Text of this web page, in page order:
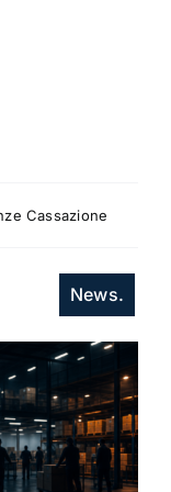
Cassazione
News.